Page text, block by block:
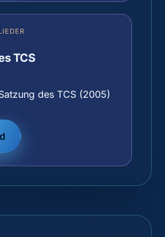
TCS
des TCS (2005)